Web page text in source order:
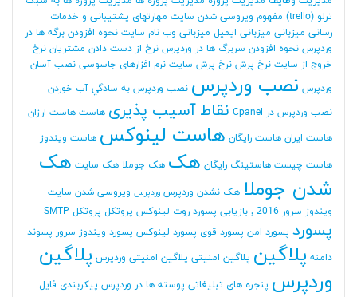
ترلو (trello)
مفهوم ویروسی شدن سایت مهارتهای پشتیبانی و خدمات
رسانی میزبانی میزبانی ایمیل میزبانی وب نام سایت نحوه افزودن برگه ها در
وردپرس نحوه افزودن سربرگ ها در وردپرس نرخ از دست دادن مشتریان نرخ
خروج از سایت نرخ پرش نرخ پرش سایت نرم افزارهای جاسوسی نصب آسان
وردپرس نصب وردپرس نصب وردپرس به سادگي آب خوردن
نصب وردپرس در Cpanel
نقاط آسیب پذیری هاست هاست ارزان
هاست ایران هاست رایگان هاست لینوکس هاست ویندوز
هاست چیست هاستینگ رایگان هک هک جوملا هک سایت هک
شدن جوملا هک نشدن وردپرس وردپرس ویروسی شدن سایت
ویندوز سرور 2016
٬ بازیابی پسورد روت لینوکس پروتکل پروتکل SMTP
پسورد پسورد امن پسورد قوی پسورد لینوکس پسورد ویندوز سرور پسوند
دامنه پلاگین پلاگین امنیتی پلاگین امنیتی وردپرس پلاگین
وردپرس پنجره های تبلیغاتی پوسته ها در وردپرس پیکربندی فایل